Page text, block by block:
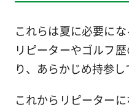
これらは夏に必要に
リピーターやゴルフ
り、あらかじめ持参し
これからリピーター